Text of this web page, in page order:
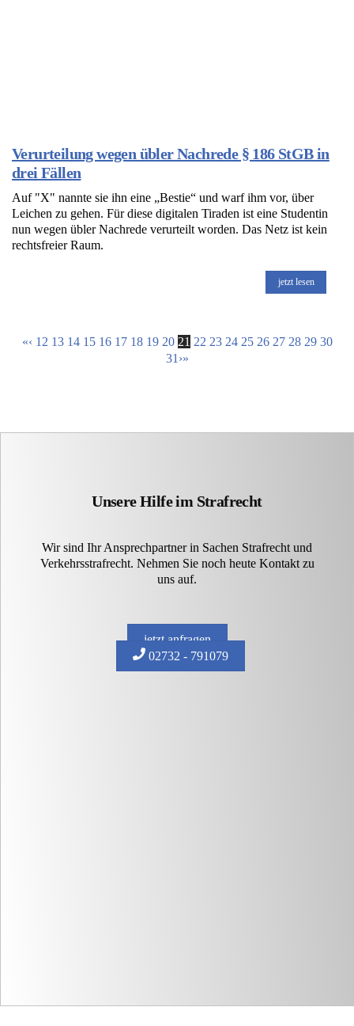
Verurteilung wegen übler Nachrede § 186 StGB in
drei Fällen
Auf "X" nannte sie ihn eine „Bestie“ und warf ihm vor, über
Leichen zu gehen. Für diese digitalen Tiraden ist eine Studentin
nun wegen übler Nachrede verurteilt worden. Das Netz ist kein
rechtsfreier Raum.
jetzt lesen
«‹ 12 13 14 15 16 17 18 19 20 21 22 23 24 25 26 27 28 29 30
31 ›»
Unsere Hilfe im Strafrecht
Wir sind Ihr Ansprechpartner in Sachen Strafrecht und
Verkehrsstrafrecht. Nehmen Sie noch heute Kontakt zu
uns auf.
jetzt anfragen
02732 - 791079